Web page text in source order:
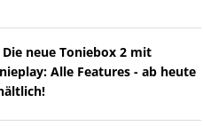
Die neue Toniebox 2 mit
Alle Features - ab heute